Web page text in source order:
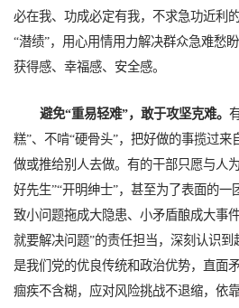
必在我、功成必定有我，不求急功近利
“潜绩”，用心用情用力解决群众急难愁
获得感、幸福感、安全感。
避免“重易轻难”，敢于攻坚克难。
糕”、不啃“硬骨头”，把好做的事揽过
做或推给别人去做。有的干部只愿与人
好先生”“开明绅士”，甚至为了表面的
致小问题拖成大隐患、小矛盾酿成大事
就要解决问题”的责任担当，深刻认识
是我们党的优良传统和政治优势，直面
痼疾不含糊，应对风险挑战不退缩，依